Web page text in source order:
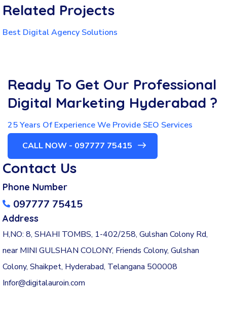
Related Projects
Best Digital Agency Solutions
Ready To Get Our Professional
Digital Marketing Hyderabad ?
25 Years Of Experience We Provide SEO Services
CALL NOW - 097777 75415
Contact Us
Phone Number
097777 75415
Address
H,NO: 8, SHAHI TOMBS, 1-402/258, Gulshan Colony Rd,
near MINI GULSHAN COLONY, Friends Colony, Gulshan
Colony, Shaikpet, Hyderabad, Telangana 500008
Infor@digitalauroin.com